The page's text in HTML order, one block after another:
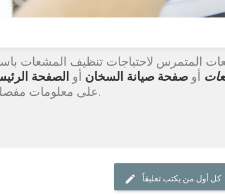
المتمرس لاحتياجات تنظيف المشعات
أو صفحة صيانة السخان أو الصفحة
على معلومات مفصلة حول خدماتنا الأخرى.
كل أول من يكتب تعليقاً